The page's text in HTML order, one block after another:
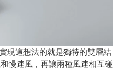
現這想法的就是獨特的雙層結
慢速風，再讓兩種風速相互碰